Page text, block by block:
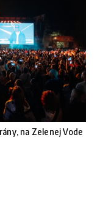
na Zelenej Vode